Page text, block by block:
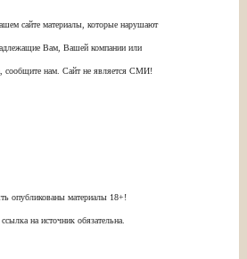
сайте материалы, которые нарушают
Вам, Вашей компании или
сообщите нам. Сайт не является СМИ!
опубликованы материалы 18+!
на источник обязательна.